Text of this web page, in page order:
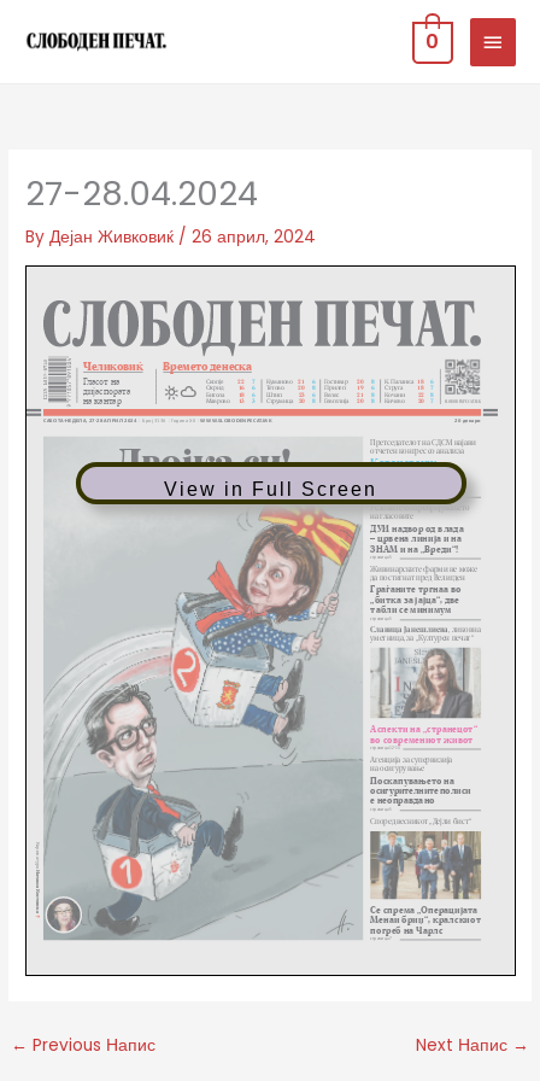
MAIN
0
27-28.04.2024
ByДејан Живковиќ /26 април, 2024
View in Full Screen
← Previous Напис Next Напис →